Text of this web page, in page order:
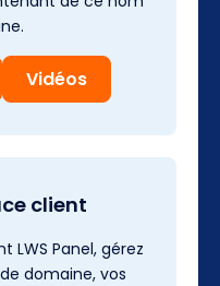
Vidéos
client
LWS Panel, gérez
domaine, vos